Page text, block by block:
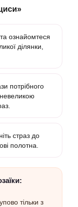
ознайомтеся
ділянки,
потрібного
страз до
полотна.
тільки з